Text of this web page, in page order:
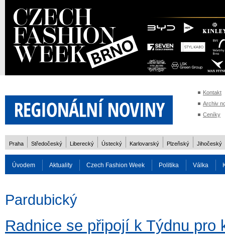
Kontakt
Archiv
Ceníky
Praha Středočeský Liberecký Ústecký Karlovarský Plzeňský Jihočeský
Úvodem Aktuality Czech Fashion Week Politika Válka
Pardubický
Radnice se připojí k Týdnu pro